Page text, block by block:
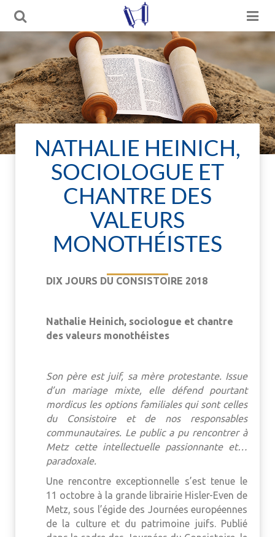
NATHALIE HEINICH,
SOCIOLOGUE ET
CHANTRE DES
VALEURS
MONOTHÉISTES
DIX JOURS DU CONSISTOIRE 2018
Nathalie Heinich, sociologue et chantre
des valeurs monothéistes
Son père est juif, sa mère protestante. Issue
d’un mariage mixte, elle défend pourtant
mordicus les options familiales qui sont celles
du Consistoire et de nos responsables
communautaires. Le public a pu rencontrer à
Metz cette intellectuelle passionnante et…
paradoxale.
Une rencontre exceptionnelle s’est tenue le
11 octobre à la grande librairie Hisler-Even de
Metz, sous l’égide des Journées européennes
de la culture et du patrimoine juifs. Publié